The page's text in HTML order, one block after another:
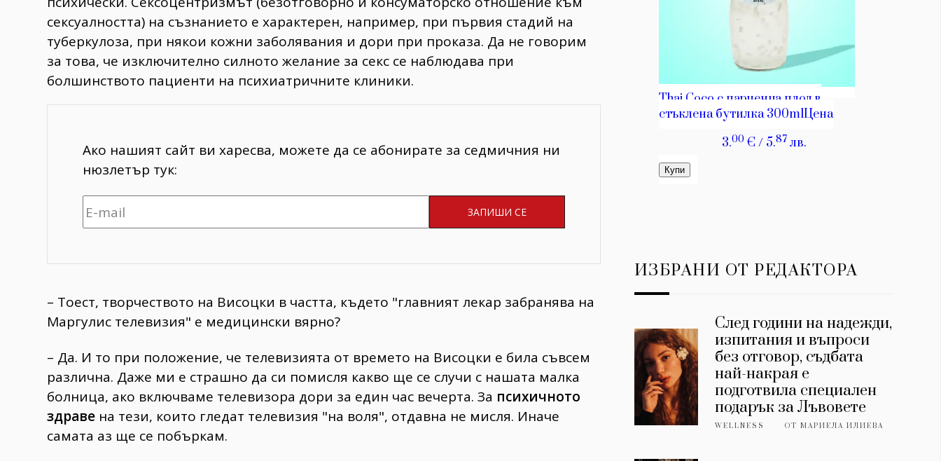
сексуалността) на съзнанието е характерен, например, при първия стадий на
туберкулоза, при някои кожни заболявания и дори при проказа. Да не говорим
за това, че изключително силното желание за секс се наблюдава при
болшинството пациенти на психиатричните клиники.
Ако нашият сайт ви харесва, можете да се абонирате за седмичния ни
нюзлетър тук:
– Тоест, творчеството на Висоцки в частта, където "главният лекар забранява на
Маргулис телевизия" е медицински вярно?
– Да. И то при положение, че телевизията от времето на Висоцки е била съвсем
различна. Даже ми е страшно да си помисля какво ще се случи с нашата малка
болница, ако включваме телевизора дори за един час вечерта. За психичното
здраве на тези, които гледат телевизия "на воля", отдавна не мисля. Иначе
самата аз ще се побъркам.
ИЗБРАНИ ОТ РЕДАКТОРА
След години на надежди,
изпитания и въпроси
без отговор, съдбата
най-накрая е
подготвила специален
подарък за Лъвовете
WELLNESS ОТМАРИЕЛА ИЛИЕВА